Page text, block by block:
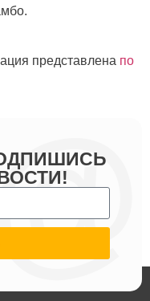
представлена по